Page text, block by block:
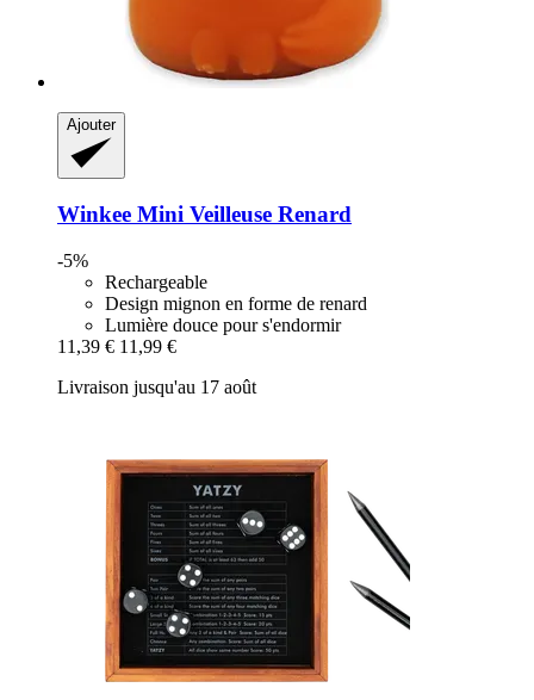
Ajouter
Winkee Mini Veilleuse Renard
-5%
Rechargeable
Design mignon en forme de renard
Lumière douce pour s'endormir
11,39 € 11,99 €
Livraison jusqu'au 17 août